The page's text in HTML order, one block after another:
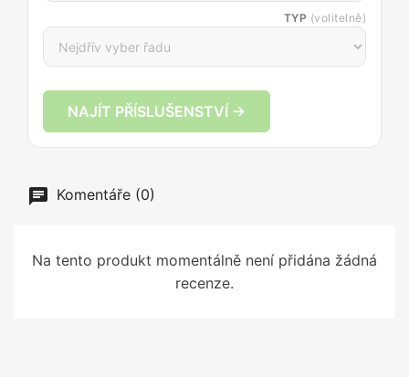
TYP (volitelně)
NAJÍT PŘÍSLUŠENSTVÍ →
Komentáře (0)
Na tento produkt momentálně není přidána žádná
recenze.